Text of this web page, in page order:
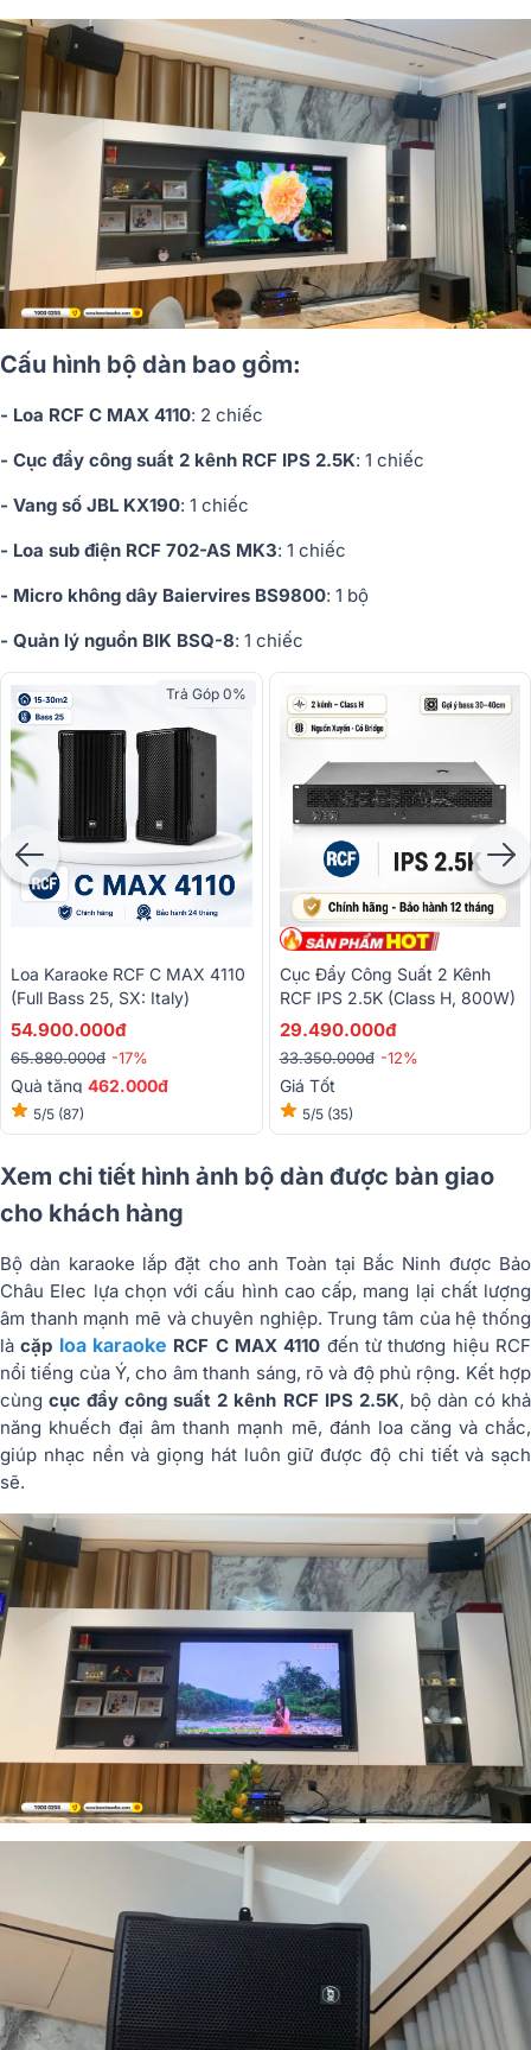
Cấu hình bộ dàn bao gồm:
- Loa RCF C MAX 4110: 2 chiếc
- Cục đẩy công suất 2 kênh RCF IPS 2.5K: 1 chiếc
- Vang số JBL KX190: 1 chiếc
- Loa sub điện RCF 702-AS MK3: 1 chiếc
- Micro không dây Baiervires BS9800: 1 bộ
- Quản lý nguồn BIK BSQ-8: 1 chiếc
Trả Góp 0%
Loa Karaoke RCF C MAX 4110
(full Bass 25, SX: Italy)
54.900.000đ
65.880.000đ -17%
Quà tặng 462.000đ
5/5 (87)
Cục Đẩy Công Suất 2 Kênh
RCF IPS 2.5K (Class H, 800W)
29.490.000đ
33.350.000đ -12%
Giá Tốt
5/5 (35)
Xem chi tiết hình ảnh bộ dàn được bàn giao
cho khách hàng
Bộdàn karaoke lắpđặt choanhToàn tại Bắc Ninh được Bảo
Châu Elec lựa chọn vớicấu hình cao cấp, mang lại chất lượng
âm thanh mạnh mẽ vàchuyên nghiệp.Trungtâm của hệthống
làcặp loa karaoke RCF C MAX4110 đếntừthương hiệu RCF
nổitiếng củaÝ,cho âmthanh sáng, rõvà độ phủ rộng. Kết hợp
cùngcụcđẩycôngsuất 2 kênh RCF IPS 2.5K, bộ dàn có khả
năng khuếchđạiâmthanh mạnh mẽ, đánh loa căng vàchắc,
giúp nhạc nềnvàgiọng hát luôngiữđượcđộ chi tiếtvà sạch
sẽ.